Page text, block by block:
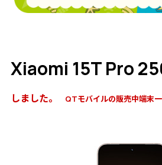
Xiaomi 15T Pro
しました。 QTモバイルの販売中端末